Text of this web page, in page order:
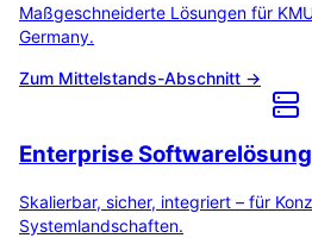
Maßgeschneiderte Lösungen für
Germany.
Zum Mittelstands-Abschnitt →
Enterprise
Skalierbar, sicher, integriert – für
Systemlandschaften.